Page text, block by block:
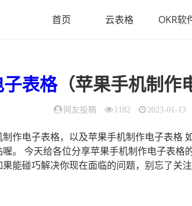
首页 云表格 OKR软
子表格（苹果手机制作
网友投稿 1182 2023-01-13
作电子表格，以及苹果手机制作电子表格
。 今天给各位分享苹果手机制作电子表格
能碰巧解决你现在面临的问题，别忘了关注